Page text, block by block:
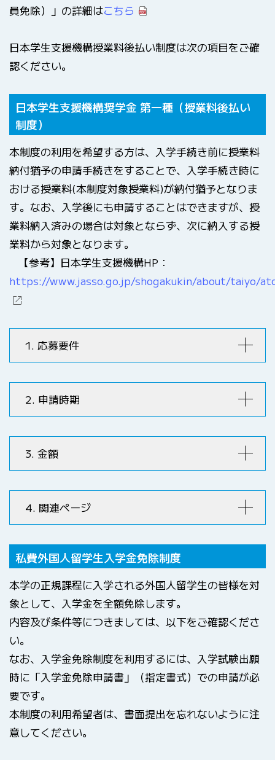
員免除）」の詳細はこちら
日本学生支援機構授業料後払い制度は次の項目をご確
認ください。
日本学生支援機構奨学金 第一種（授業料後払い
制度）
本制度の利用を希望する方は、入学手続き前に授業料
納付猶予の申請手続きをすることで、入学手続き時に
おける授業料(本制度対象授業料)が納付猶予となりま
す。なお、入学後にも申請することはできますが、授
業料納入済みの場合は対象とならず、次に納入する授
業料から対象となります。
【参考】日本学生支援機構HP：
https://www.jasso.go.jp/shogakukin/about/taiyo/
1. 応募要件
2. 申請時期
3. 金額
4. 関連ページ
本学の奨学金制度
参考：日本学生支援機
私費外国人留学生入学金免除制度
本学の正規課程に入学される外国人留学生の皆様を対
象として、入学金を全額免除します。
内容及び条件等につきましては、以下をご確認くださ
い。
なお、入学金免除制度を利用するには、入学試験出願
時に「入学金免除申請書」（指定書式）での申請が必
要です。
本制度の利用希望者は、書面提出を忘れないように注
意してください。